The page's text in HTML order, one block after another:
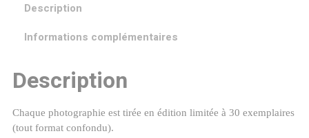
au
du
Description
Informations complémentaires
Description
Chaque photographie est tirée en édition limitée à 30 exemplaires
(tout format confondu).